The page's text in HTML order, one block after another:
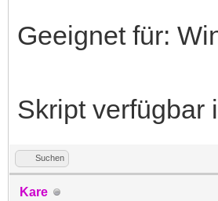
Geeignet für:
Skript verfügbar
Suchen
Kare